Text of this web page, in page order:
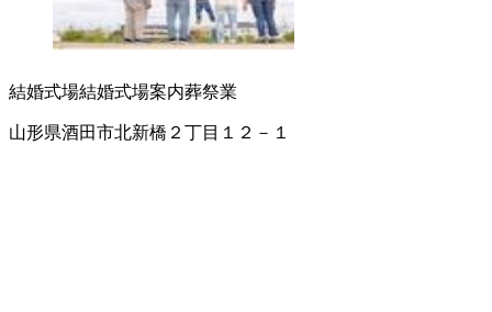
結婚式場結婚式場案内葬祭業
山形県酒田市北新橋２丁目１２－１